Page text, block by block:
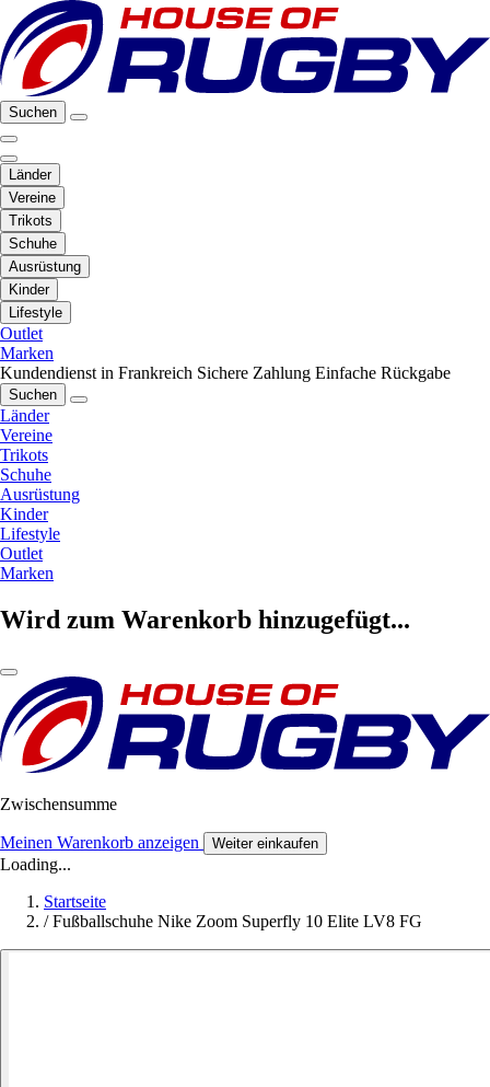
Suchen
Länder
Vereine
Trikots
Schuhe
Ausrüstung
Kinder
Lifestyle
Outlet
Marken
Kundendienst in Frankreich Sichere Zahlung Einfache Rückgabe
Suchen
Länder
Vereine
Trikots
Schuhe
Ausrüstung
Kinder
Lifestyle
Outlet
Marken
Wird zum Warenkorb hinzugefügt...
Zwischensumme
Meinen Warenkorb anzeigen Weiter einkaufen
Loading...
Startseite
/ Fußballschuhe Nike Zoom Superfly 10 Elite LV8 FG